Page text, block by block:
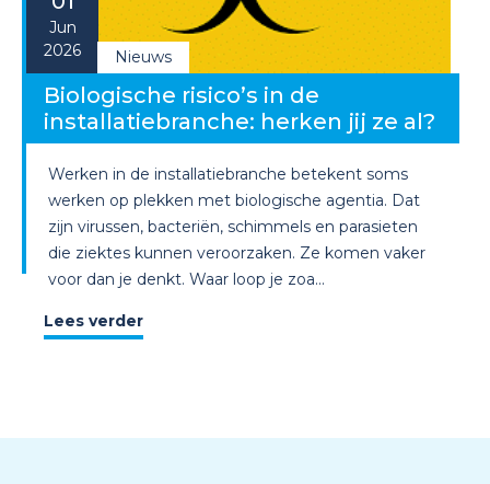
Jun
2026
Nieuws
Biologische risico’s in de
installatiebranche: herken jij ze al?
Werken in de installatiebranche betekent soms
werken op plekken met biologische agentia. Dat
zijn virussen, bacteriën, schimmels en parasieten
die ziektes kunnen veroorzaken. Ze komen vaker
voor dan je denkt. Waar loop je zoa...
Lees verder